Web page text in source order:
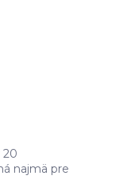
20
najmä pre